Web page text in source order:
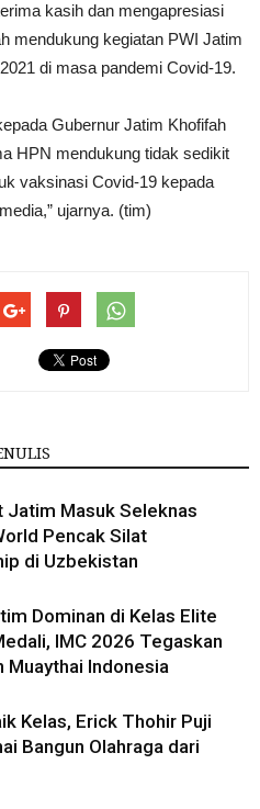
kasih dan mengapresiasi
mendukung kegiatan PWI Jatim
di masa pandemi Covid-19.
Gubernur Jatim Khofifah
HPN mendukung tidak sedikit
vaksinasi Covid-19 kepada
ujarnya. (tim)
Jatim Masuk Seleknas
Pencak Silat
di Uzbekistan
Dominan di Kelas Elite
IMC 2026 Tegaskan
Muaythai Indonesia
Kelas, Erick Thohir Puji
Bangun Olahraga dari